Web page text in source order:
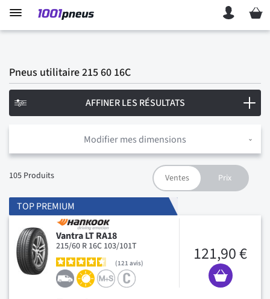
Mon
Pneus utilitaire 215 60 16C
Modifier mes dimensions
105 Produits
TOP PREMIUM
Vantra LT RA18
215/60 R 16C 103/101T
121 avis 121,90 €
AFFINER LES RÉSULTATS